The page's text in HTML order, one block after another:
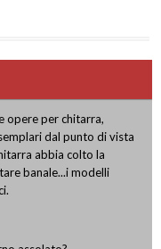
opere per chitarra,
dal punto di vista
abbia colto la
banale...i modelli